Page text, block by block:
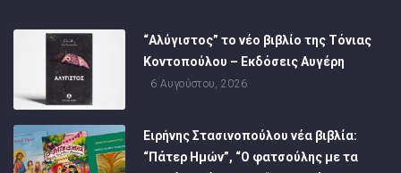
“Αλύγιστος” το νέο βιβλίο της Τόνιας
Κοντοπούλου – Εκδόσεις Αυγέρη
6 Αυγούστου, 2026
Ειρήνης Στασινοπούλου νέα βιβλία:
“Πάτερ Ημών”, “Ο φατσούλης με τα